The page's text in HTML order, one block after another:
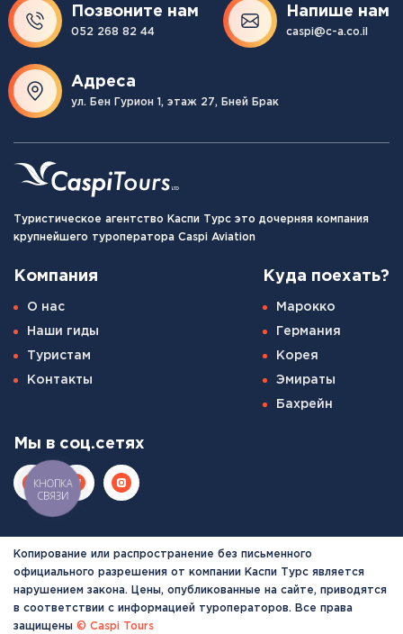
Позвоните нам
052 268 82 44
Напише нам
caspi@c-a.co.il
Адреса
ул. Бен Гурион 1, этаж 27, Бней Брак
Туристическое агентство Каспи Турс это дочерняя компания
крупнейшего туроператора Caspi Aviation
Компания
О нас
Наши гиды
Туристам
Контакты
Куда поехать?
Марокко
Германия
Корея
Эмираты
Бахрейн
Мы в соц.сетях
Копирование или распространение без письменного
официального разрешения от компании Каспи Турс является
нарушением закона. Цены, опубликованные на сайте, приводятся
в соответствии с информацией туроператоров. Все права
защищены © Caspi Tours
КНОПКА
СВЯЗИ